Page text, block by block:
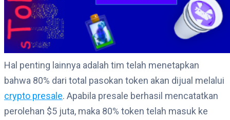
Hal penting lainnya adalah tim telah menetapkan
bahwa 80% dari total pasokan token akan dijual melalui
crypto presale. Apabila presale berhasil mencatatkan
perolehan $5 juta, maka 80% token telah masuk ke